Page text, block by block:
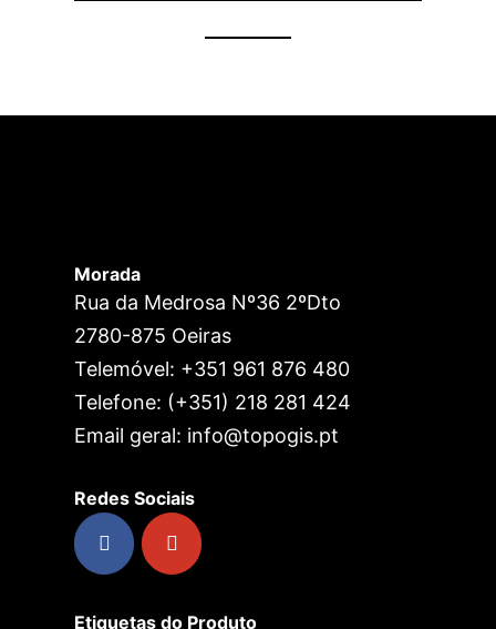
Morada
Rua da Medrosa Nº36 2ºDto
2780-875 Oeiras
Telemóvel: +351 961 876 480
Telefone: (+351) 218 281 424
Email geral: info@topogis.pt
Redes Sociais
Etiquetas do Produto